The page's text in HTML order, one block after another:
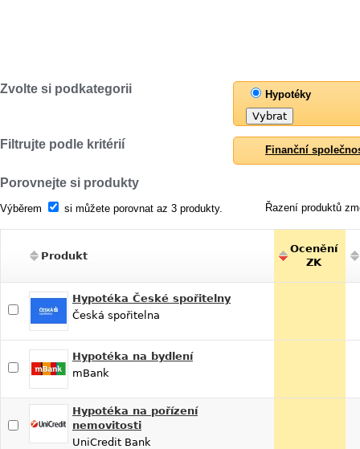
Zvolte si podkategorii Hypotéky
Filtrujte podle kritérií Finanční
Porovnejte si produkty
Řazení produktů
Výběrem si můžete porovnat az 3 produkty.
Produkt
Ocenění
ZK
Hypotéka České spořitelny
Česká spořitelna
Hypotéka na bydlení
mBank
Hypotéka na pořízení
nemovitosti
UniCredit Bank